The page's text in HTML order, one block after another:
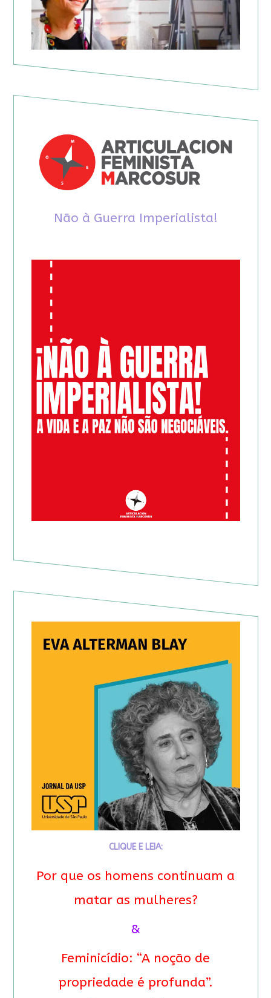
Não à Guerra Imperialista!
CLIQUE E LEIA:
Por que os homens continuam a
matar as mulheres?
&
Feminicídio: “A noção de
propriedade é profunda”.